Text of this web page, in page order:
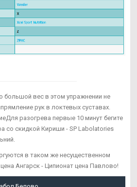
большой вес в этом упражнении не
рук в локтевых суставах.
разогрева первые 10 минут бегите
со скидкой Кириши - SP Labolatories
в таком же несущественном
Ангарск - Ципионат цена Павлово!